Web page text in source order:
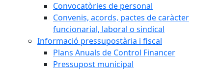
Convocatòries de personal
Convenis, acords, pactes de caràcter
funcionarial, laboral o sindical
Informació pressupostària i fiscal
Plans Anuals de Control Financer
Pressupost municipal